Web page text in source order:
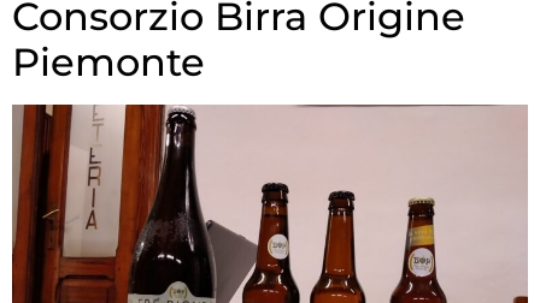
Consorzio Birra Origine
Piemonte